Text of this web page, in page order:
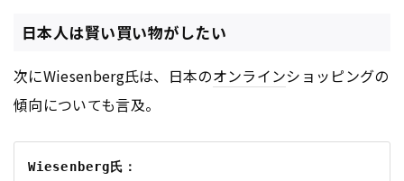
日本人は賢い買い物がしたい
次にWiesenberg氏は、日本のオンラインショッピングの
傾向についても言及。
Wiesenberg氏：